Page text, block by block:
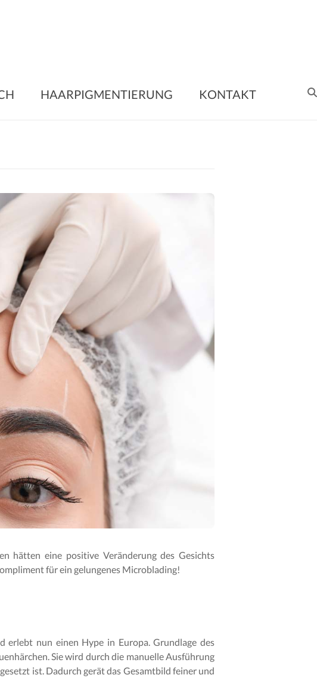
HAARPIGMENTIERUNG KONTAKT
hätten eine positive Veränderung des Gesichts
für ein gelungenes Microblading!
erlebt nun einen Hype in Europa. Grundlage des
Sie wird durch die manuelle Ausführung
ist. Dadurch gerät das Gesamtbild feiner und